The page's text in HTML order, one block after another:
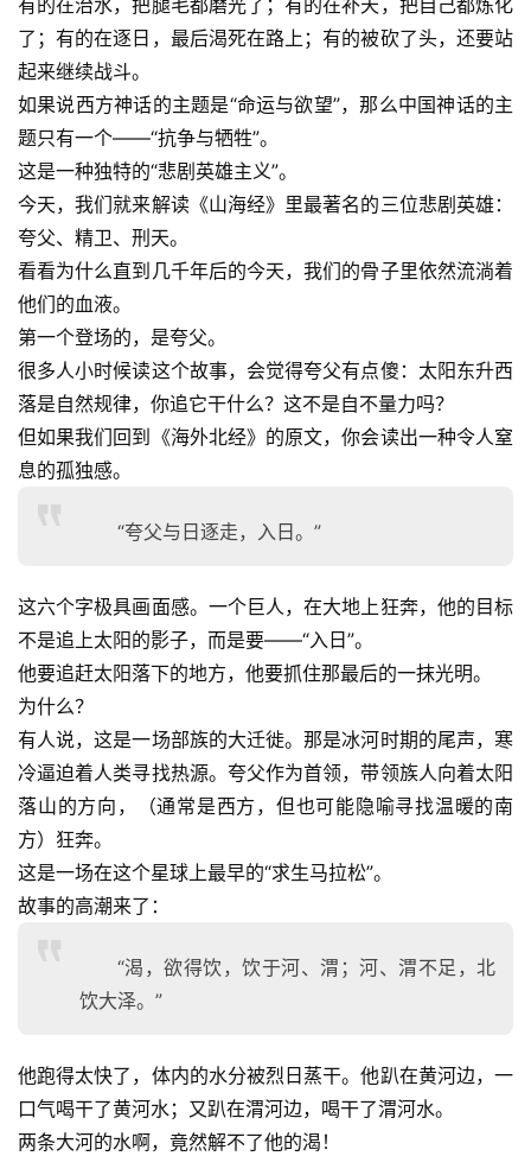
有的在治水，把腿毛都磨光了；有的在补天，把自己都炼化
了；有的在逐日，最后渴死在路上；有的被砍了头，还要站
起来继续战斗。
如果说西方神话的主题是“命运与欲望”，那么中国神话的主
题只有一个——“抗争与牺牲”。
这是一种独特的“悲剧英雄主义”。
今天，我们就来解读《山海经》里最著名的三位悲剧英雄：
夸父、精卫、刑天。
看看为什么直到几千年后的今天，我们的骨子里依然流淌着
他们的血液。
第一个登场的，是夸父。
很多人小时候读这个故事，会觉得夸父有点傻：太阳东升西
落是自然规律，你追它干什么？这不是自不量力吗？
但如果我们回到《海外北经》的原文，你会读出一种令人窒
息的孤独感。
“夸父与日逐走，入日。”
这六个字极具画面感。一个巨人，在大地上狂奔，他的目标
不是追上太阳的影子，而是要——“入日”。
他要追赶太阳落下的地方，他要抓住那最后的一抹光明。
为什么？
有人说，这是一场部族的大迁徙。那是冰河时期的尾声，寒
冷逼迫着人类寻找热源。夸父作为首领，带领族人向着太阳
落山的方向，（通常是西方，但也可能隐喻寻找温暖的南
方）狂奔。
这是一场在这个星球上最早的“求生马拉松”。
故事的高潮来了：
“渴，欲得饮，饮于河、渭；河、渭不足，北
饮大泽。”
他跑得太快了，体内的水分被烈日蒸干。他趴在黄河边，一
口气喝干了黄河水；又趴在渭河边，喝干了渭河水。
两条大河的水啊，竟然解不了他的渴！